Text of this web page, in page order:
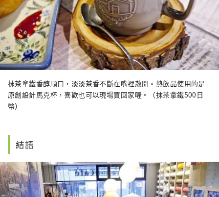
抹茶拿鐵香醇順口，淡淡茶香不斷在嘴裡散開。熱飲品使用的是
原創設計馬克杯，喜歡也可以現場買回家喔。（抹茶拿鐵500日
幣）
結語